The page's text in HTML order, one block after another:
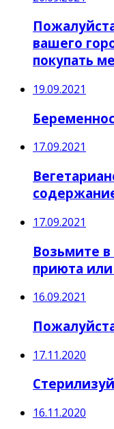
вашего
покупать
19.09.2021
17.09.2021
17.09.2021
Возьмите
приюта
16.09.2021
17.11.2020
16.11.2020